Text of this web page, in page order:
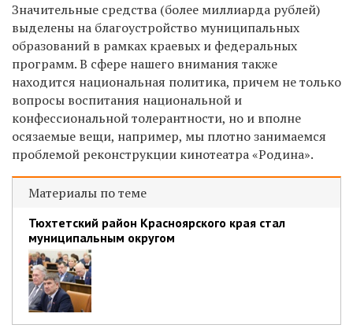
Значительные средства (более миллиарда рублей)
выделены на благоустройство муниципальных
образований в рамках краевых и федеральных
программ. В сфере нашего внимания также
находится национальная политика, причем не только
вопросы воспитания национальной и
конфессиональной толерантности, но и вполне
осязаемые вещи, например, мы плотно занимаемся
проблемой реконструкции кинотеатра «Родина».
Материалы по теме
Тюхтетский район Красноярского края стал
муниципальным округом